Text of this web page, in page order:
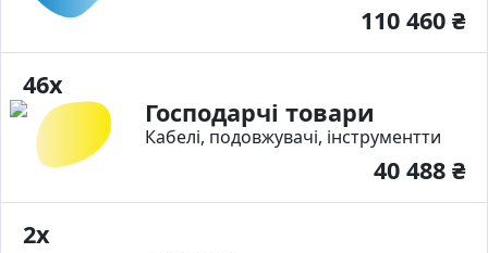
110 460 ₴
46x
Господарчі товари
Кабелі, подовжувачі, інструментти
40 488 ₴
2x